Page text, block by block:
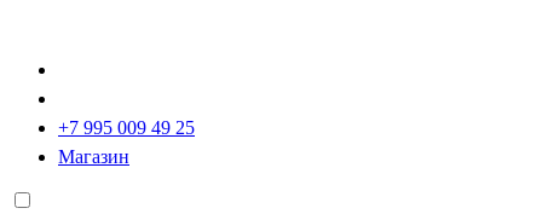
+7 995 009 49 25
Магазин